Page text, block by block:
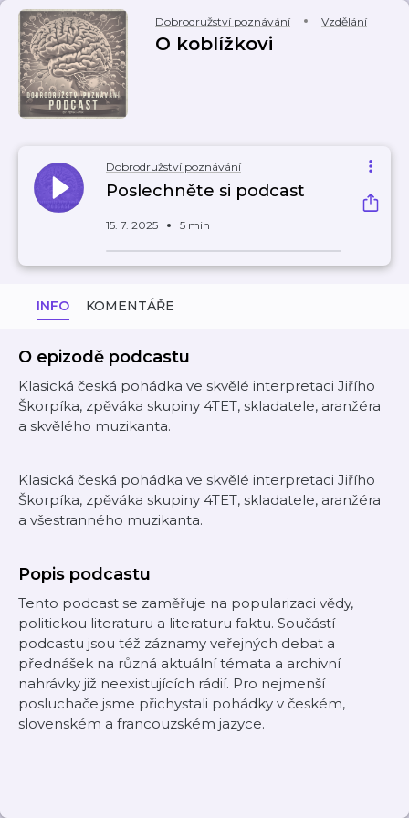
Dobrodružství poznávání Vzdělání
O koblížkovi
Dobrodružství poznávání
Poslechněte si podcast
15. 7. 2025 5 min
INFO KOMENTÁŘE
O epizodě podcastu
Klasická česká pohádka ve skvělé interpretaci Jiřího
Škorpíka, zpěváka skupiny 4TET, skladatele, aranžéra
a skvělého muzikanta.
Klasická česká pohádka ve skvělé interpretaci Jiřího
Škorpíka, zpěváka skupiny 4TET, skladatele, aranžéra
a všestranného muzikanta.
Popis podcastu
Tento podcast se zaměřuje na popularizaci vědy,
politickou literaturu a literaturu faktu. Součástí
podcastu jsou též záznamy veřejných debat a
přednášek na různá aktuální témata a archivní
nahrávky již neexistujících rádií. Pro nejmenší
posluchače jsme přichystali pohádky v českém,
slovenském a francouzském jazyce.